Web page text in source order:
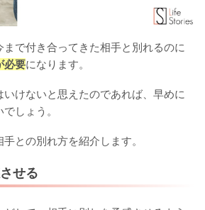
で付き合ってきた相手と別れるのに
必要になります。
いけないと思えたのであれば、早めに
しょう。
との別れ方を紹介します。
せる